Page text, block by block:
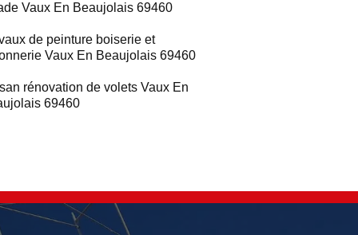
Vaux En Beaujolais 69460
de peinture boiserie et
Vaux En Beaujolais 69460
rénovation de volets Vaux En
69460